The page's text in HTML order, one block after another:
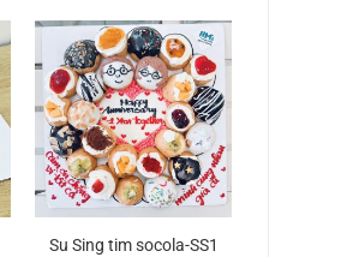
Su Sing tim socola-SS1